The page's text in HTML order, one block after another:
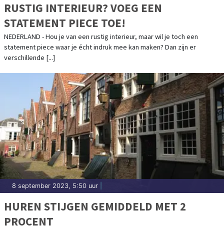
RUSTIG INTERIEUR? VOEG EEN
STATEMENT PIECE TOE!
NEDERLAND - Hou je van een rustig interieur, maar wil je toch een
statement piece waar je écht indruk mee kan maken? Dan zijn er
verschillende [...]
8 september 2023, 5:50 uur
HUREN STIJGEN GEMIDDELD MET 2
PROCENT